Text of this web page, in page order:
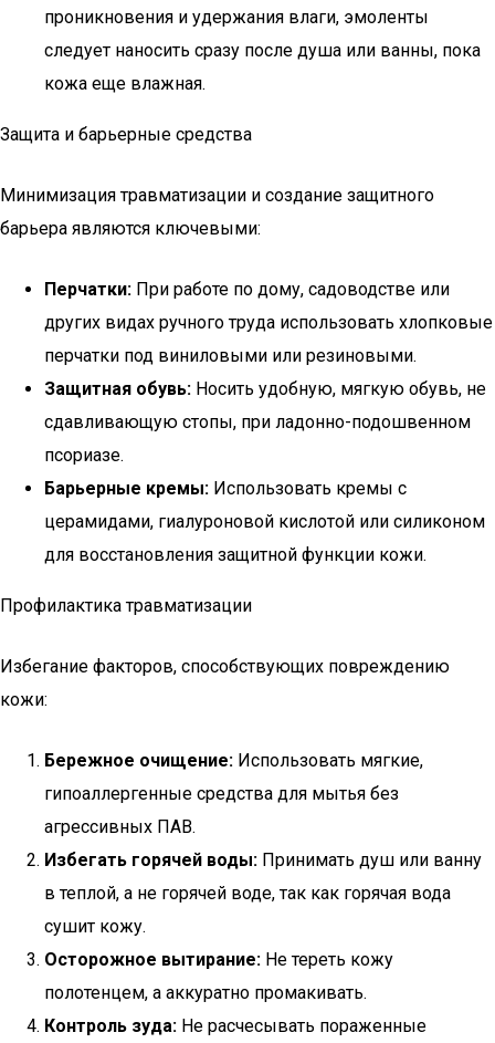
проникновения и удержания влаги, эмоленты
следует наносить сразу после душа или ванны, пока
кожа еще влажная.
Защита и барьерные средства
Минимизация травматизации и создание защитного
барьера являются ключевыми:
Перчатки: При работе по дому, садоводстве или
других видах ручного труда использовать хлопковые
перчатки под виниловыми или резиновыми.
Защитная обувь: Носить удобную, мягкую обувь, не
сдавливающую стопы, при ладонно-подошвенном
псориазе.
Барьерные кремы: Использовать кремы с
церамидами, гиалуроновой кислотой или силиконом
для восстановления защитной функции кожи.
Профилактика травматизации
Избегание факторов, способствующих повреждению
кожи:
Бережное очищение: Использовать мягкие,
гипоаллергенные средства для мытья без
агрессивных ПАВ.
Избегать горячей воды: Принимать душ или ванну
в теплой, а не горячей воде, так как горячая вода
сушит кожу.
Осторожное вытирание: Не тереть кожу
полотенцем, а аккуратно промакивать.
Контроль зуда: Не расчесывать пораженные